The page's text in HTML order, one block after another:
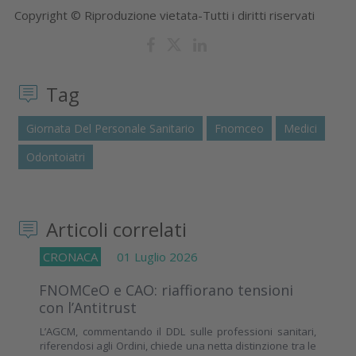
Copyright © Riproduzione vietata-Tutti i diritti riservati
Tag
Giornata Del Personale Sanitario Fnomceo
Medici
Odontoiatri
Articoli correlati
CRONACA 01 Luglio 2026
FNOMCeO e CAO: riaffiorano tensioni
con l’Antitrust
L’AGCM, commentando il DDL sulle professioni sanitari,
riferendosi agli Ordini, chiede una netta distinzione tra le